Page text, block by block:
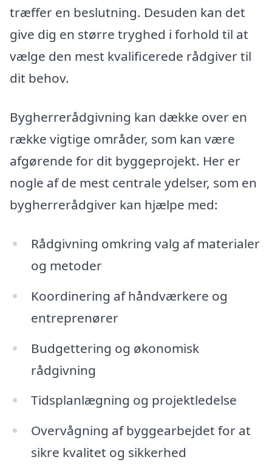
træffer en beslutning. Desuden kan det
give dig en større tryghed i forhold til at
vælge den mest kvalificerede rådgiver til
dit behov.
Bygherrerådgivning kan dække over en
række vigtige områder, som kan være
afgørende for dit byggeprojekt. Her er
nogle af de mest centrale ydelser, som en
bygherrerådgiver kan hjælpe med:
Rådgivning omkring valg af materialer
og metoder
Koordinering af håndværkere og
entreprenører
Budgettering og økonomisk
rådgivning
Tidsplanlægning og projektledelse
Overvågning af byggearbejdet for at
sikre kvalitet og sikkerhed